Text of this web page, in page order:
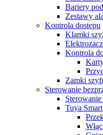
Bariery
Zestawy
Kontrola dostępu
Klamki
Kontrola
Zamki
Sterowanie
Tuya